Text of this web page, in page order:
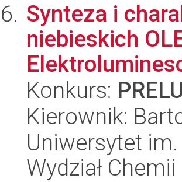
Synteza i
niebieskich
Konkurs:
Kierownik:
Uniwersytet
Wydział Chemii